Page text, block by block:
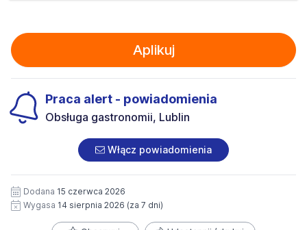
Aplikuj
Praca alert - powiadomienia
Obsługa gastronomii, Lublin
Włącz powiadomienia
Dodana 15 czerwca 2026
Wygasa 14 sierpnia 2026 (za 7 dni)